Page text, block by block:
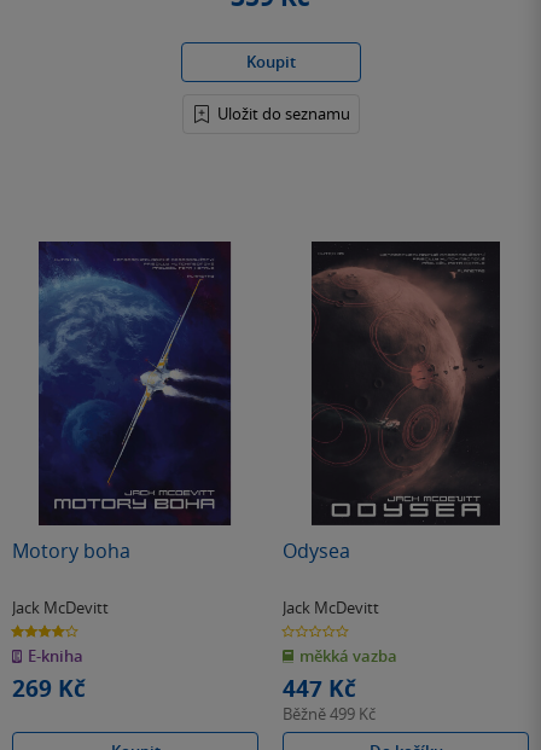
Koupit
Uložit do seznamu
Motory boha
Jack McDevitt
4.0
z
5
hvězdiček
E-kniha
269 Kč
Odysea
Jack McDevitt
0.0
z
5
hvězdiček
měkká vazba
447 Kč
Běžně499 Kč